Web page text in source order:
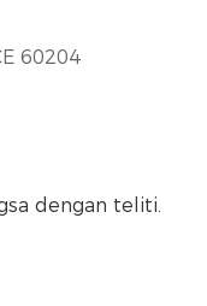
60204
dengan teliti.